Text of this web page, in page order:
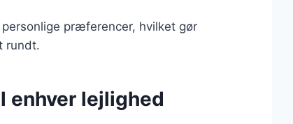
præferencer, hvilket gør
rundt.
enhver lejlighed